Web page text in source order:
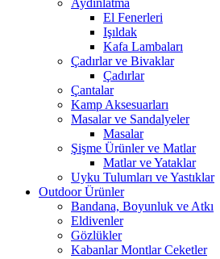
Aydınlatma
El Fenerleri
Işıldak
Kafa Lambaları
Çadırlar ve Bivaklar
Çadırlar
Çantalar
Kamp Aksesuarları
Masalar ve Sandalyeler
Masalar
Şişme Ürünler ve Matlar
Matlar ve Yataklar
Uyku Tulumları ve Yastıklar
Outdoor Ürünler
Bandana, Boyunluk ve Atkı
Eldivenler
Gözlükler
Kabanlar Montlar Ceketler